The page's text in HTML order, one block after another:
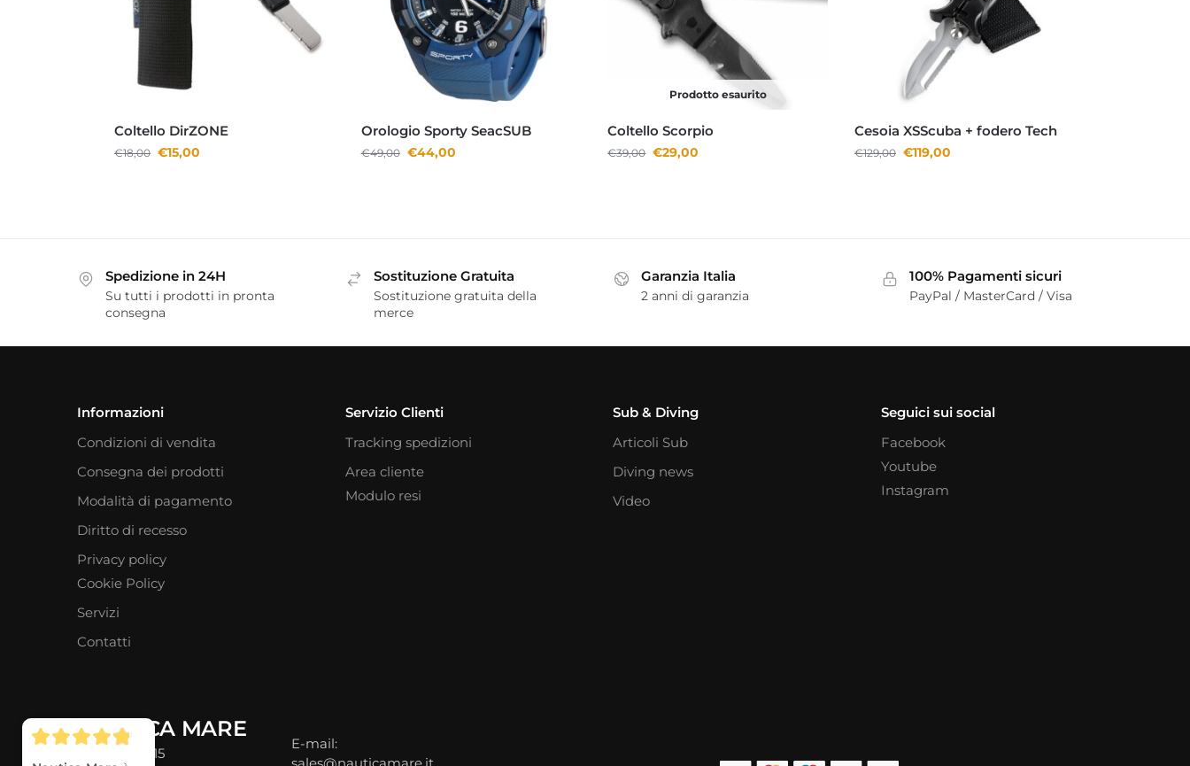
Coltello DirZONE
€18,00 €15,00
Orologio Sporty SeacSUB
€49,00 €44,00
Prodotto esaurito
Coltello Scorpio
€39,00 €29,00
Cesoia XSScuba + fodero Tech
€129,00 €119,00
Spedizione in 24H
Su tutti i prodotti in pronta
consegna
Sostituzione Gratuita
Sostituzione gratuita della
merce
Garanzia Italia
2 anni di garanzia
100% Pagamenti sicuri
PayPal / MasterCard / Visa
Informazioni
Condizioni di vendita
Consegna dei prodotti
Modalità di pagamento
Diritto di recesso
Privacy policy
Cookie Policy
Servizi
Contatti
Servizio Clienti
Tracking spedizioni
Area cliente
Modulo resi
Sub & Diving
Articoli Sub
Diving news
Video
Seguici sui social
Facebook
Youtube
Instagram
NAUTICA MARE
Via Verona, 15
E-mail: